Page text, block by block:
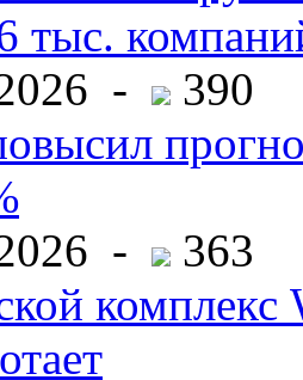
тыс.
-
390
-
363
комплекс